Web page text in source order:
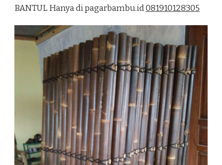
TERMURAH
DI
BANTUL Hanya di pagarbambu.id081910128305